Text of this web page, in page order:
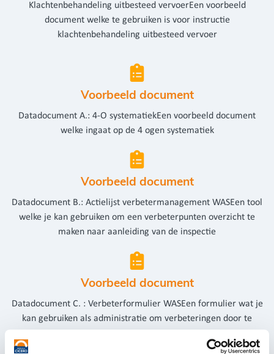
Klachtenbehandeling uitbesteed vervoerEen voorbeeld
document welke te gebruiken is voor instructie
klachtenbehandeling uitbesteed vervoer
Voorbeeld document
Datadocument A.: 4-O systematiekEen voorbeeld document
welke ingaat op de 4 ogen systematiek
Voorbeeld document
Datadocument B.: Actielijst verbetermanagement WASEen tool
welke je kan gebruiken om een verbeterpunten overzicht te
maken naar aanleiding van de inspectie
Voorbeeld document
Datadocument C. : Verbeterformulier WASEen formulier wat je
kan gebruiken als administratie om verbeteringen door te